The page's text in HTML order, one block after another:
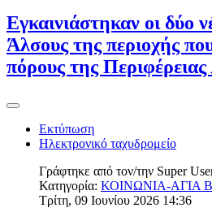
Εγκαινιάστηκαν οι δύο
Άλσους της περιοχής
πόρους της Περιφέρειας
Εκτύπωση
Ηλεκτρονικό ταχυδρομείο
Γράφτηκε από τον/την Super
Κατηγορία: ΚΟΙΝΩΝΙΑ-ΑΓΙΑ
Τρίτη, 09 Ιουνίου 2026 14:36